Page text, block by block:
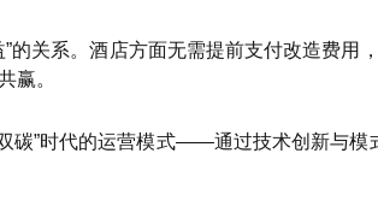
的关系。酒店方面无需提前支付改造费
赢。
碳”时代的运营模式——通过技术创新与模